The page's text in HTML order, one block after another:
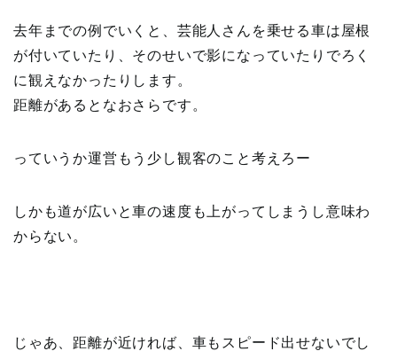
去年までの例でいくと、芸能人さんを乗せる車は屋根
が付いていたり、そのせいで影になっていたりでろく
に観えなかったりします。
距離があるとなおさらです。
っていうか運営もう少し観客のこと考えろー
しかも道が広いと車の速度も上がってしまうし意味わ
からない。
じゃあ、距離が近ければ、車もスピード出せないでし